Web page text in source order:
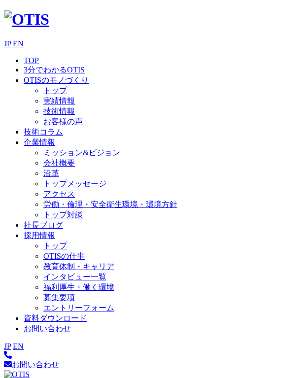
JP EN
TOP
3分でわかるOTIS
OTISのモノづくり
トップ
実績情報
技術情報
お客様の声
技術コラム
企業情報
ミッション&ビジョン
会社概要
沿革
トップメッセージ
アクセス
労働・倫理・安全衛生環境・環境方針
トップ対談
社長ブログ
採用情報
トップ
OTISの仕事
教育体制・キャリア
インタビュー一覧
福利厚生・働く環境
募集要項
エントリーフォーム
資料ダウンロード
お問い合わせ
JP EN
お問い合わせ